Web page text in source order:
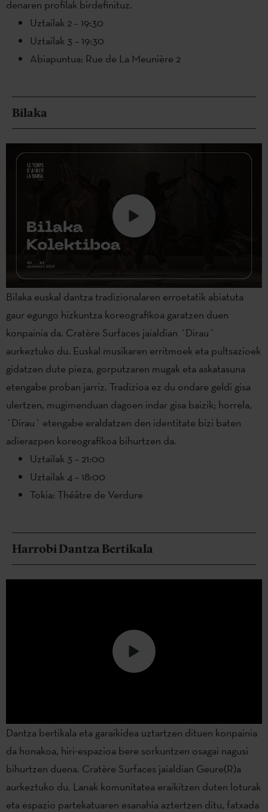
denaren profilak birdefinituz.
Uztailak 2 – 19:30
Uztailak 3 – 19:30
Abiapuntua: Rue de La Meunière 2
Bilaka
Bilaka euskal dantza tradizionalaren erroetatik abiatuta
gaur egungo hizkuntza koreografikoa garatzen duen
konpainia da. Cratère Surfaces jaialdian ´Dirau´
aurkeztuko du. Euskal musikaren erritmoek eta pultsazioek
gidatzen dute pieza, gorputzaren mugak eta askatasuna
etengabe proban jarriz. Tradizioa ez du ondare geldi gisa
ulertzen, mugimenduan dagoen indar gisa baizik; horrela,
´Dirau´ etengabe eraldatzen den identitate bizi baten
adierazpen koreografikoa bihurtzen da.
Uztailak 3 – 21:00
Uztailak 4 – 18:00
Tokia: Théâtre de Verdure
Harrobi Dantza Bertikala
Dantza bertikala eta garaikidea uztartzen dituen konpainia
da honakoa, hiri-espazioa bere sorkuntzen osagai nagusi
bihurtzen duena. Cratère Surfaces jaialdian Geure(R)a
aurkeztuko du. Lanak komunitatea eraikitzen duten loturak
eta espazio partekatuaren esanahia aztertzen ditu, fatxada